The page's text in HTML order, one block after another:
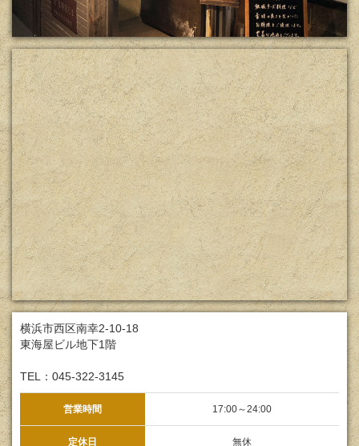
横浜市西区南幸2-10-18
東海屋ビル地下1階
TEL：045-322-3145
営業時間 17:00～24:00
定休日 無休